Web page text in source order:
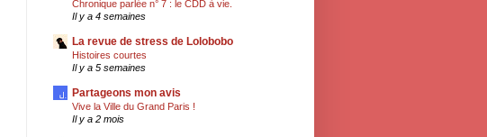
Chronique parlée n° 7 : le CDD à vie.
Il y a 4 semaines
La revue de stress de Lolobobo
Histoires courtes
Il y a 5 semaines
Partageons mon avis
Vive la Ville du Grand Paris !
Il y a 2 mois